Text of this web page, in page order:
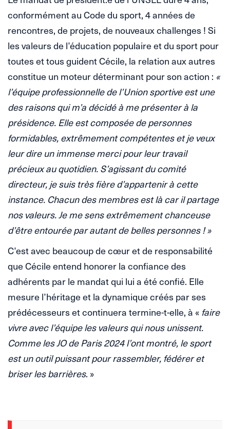
conformément au Code du sport, 4 années de
rencontres, de projets, de nouveaux challenges ! Si
les valeurs de l’éducation populaire et du sport pour
toutes et tous guident Cécile, la relation aux autres
constitue un moteur déterminant pour son action : «
l’équipe professionnelle de l’Union sportive est une
des raisons qui m’a décidé à me présenter à la
présidence. Elle est composée de personnes
formidables, extrêmement compétentes et je veux
leur dire un immense merci pour leur travail
précieux au quotidien. S’agissant du comité
directeur, je suis très fière d’appartenir à cette
instance. Chacun des membres est là car il partage
nos valeurs. Je me sens extrêmement chanceuse
d’être entourée par autant de belles personnes ! »
C’est avec beaucoup de cœur et de responsabilité
que Cécile entend honorer la confiance des
adhérents par le mandat qui lui a été confié. Elle
mesure l’héritage et la dynamique créés par ses
prédécesseurs et continuera termine-t-elle, à « faire
vivre avec l’équipe les valeurs qui nous unissent.
Comme les JO de Paris 2024 l’ont montré, le sport
est un outil puissant pour rassembler, fédérer et
briser les barrières. »